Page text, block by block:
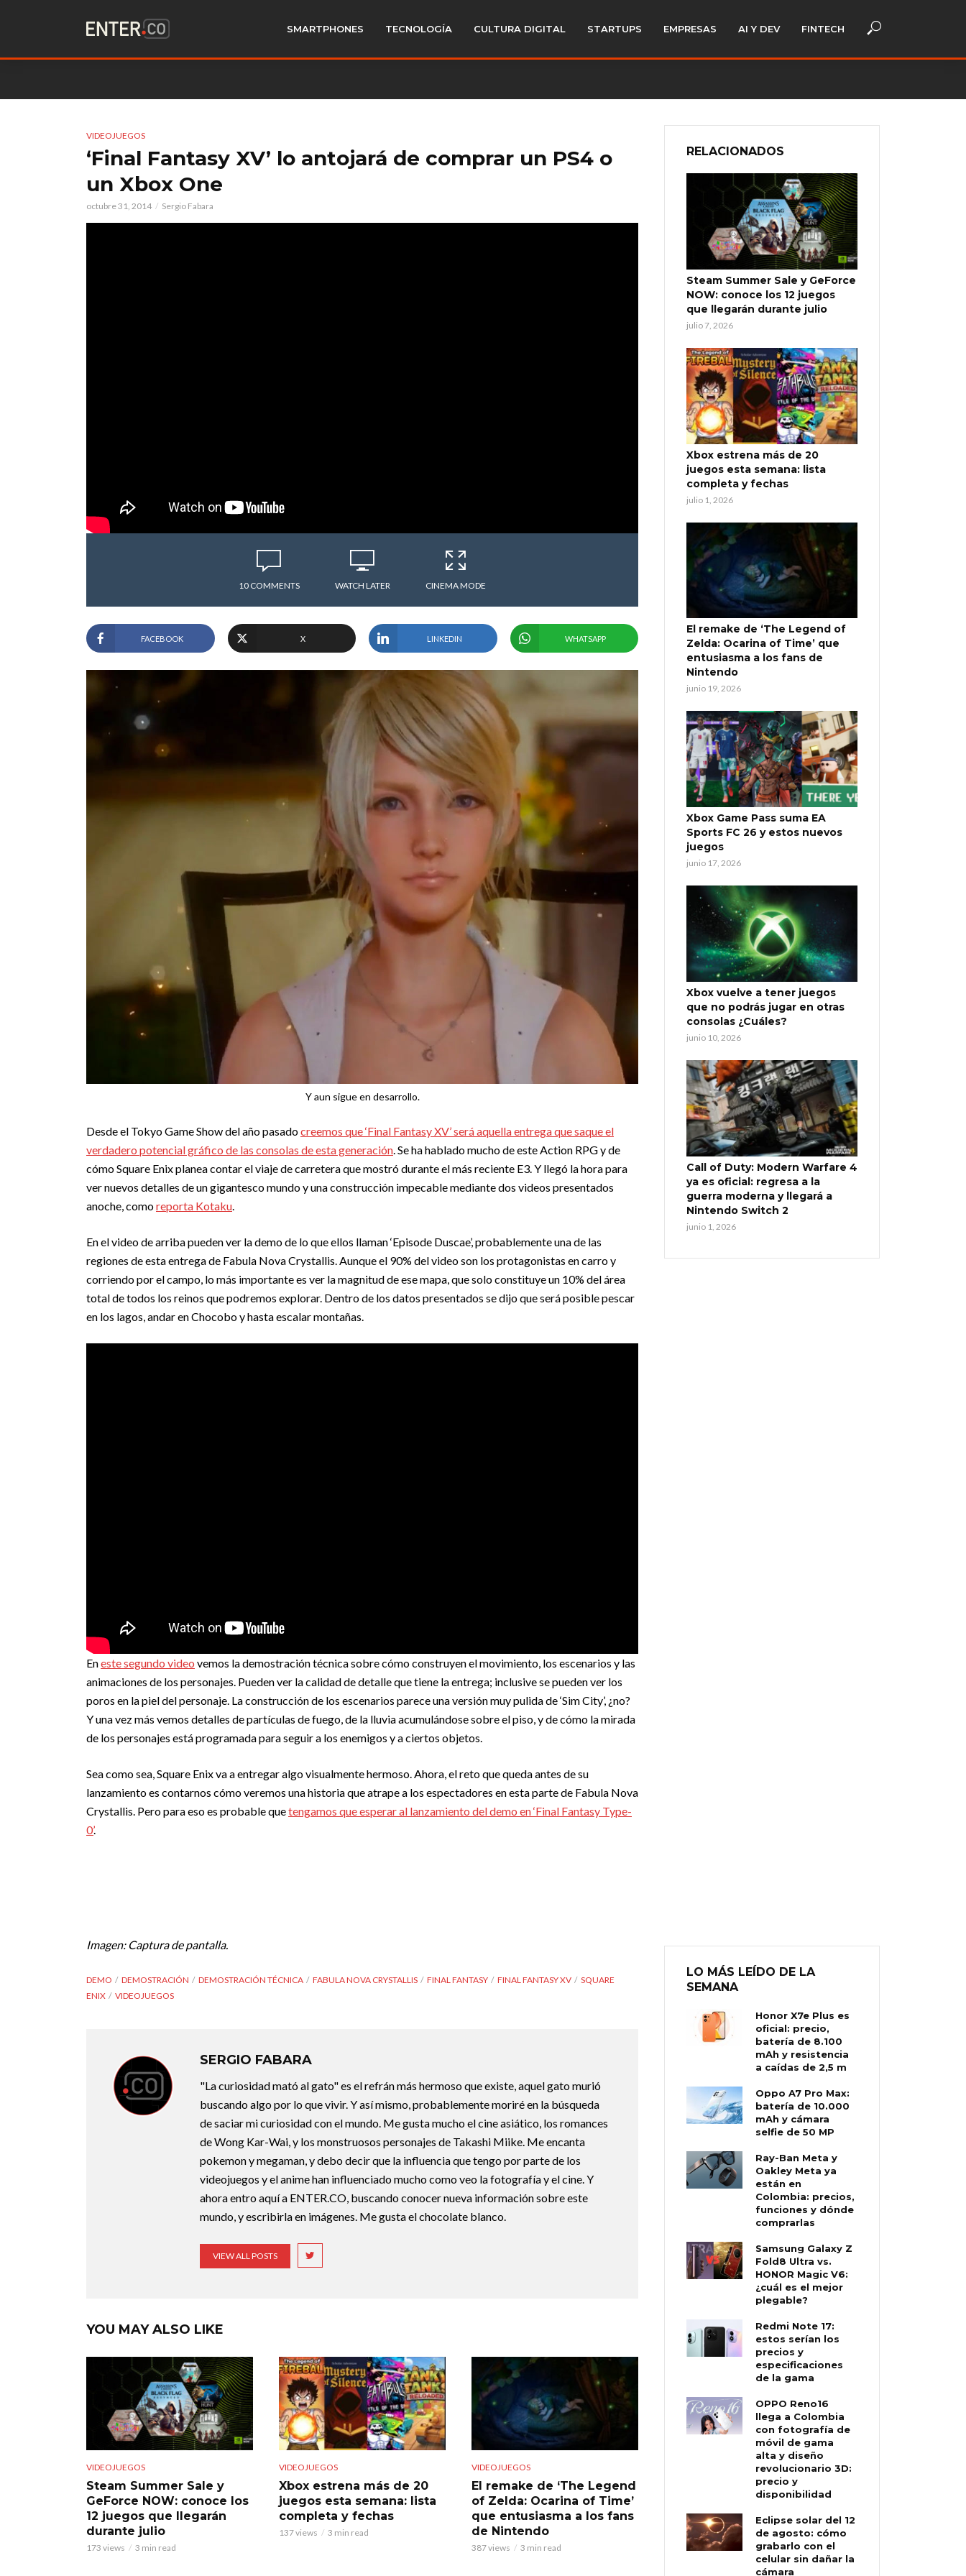
SMARTPHONES TECNOLOGÍA CULTURA DIGITAL STARTUPS EMPRESAS AI Y DEV FINTECH
VIDEOJUEGOS
‘Final Fantasy XV’ lo antojará de comprar un PS4 o
un Xbox One
octubre 31, 2014 Sergio Fabara
10 COMMENTS WATCH LATER CINEMA MODE
FACEBOOK X LINKEDIN WHATSAPP
Y aun sigue en desarrollo.
Desde el Tokyo Game Show del año pasadocreemos que ‘Final Fantasy XV’ será aquella entrega que saque el
verdadero potencial gráfico de las consolas de esta generación. Se ha hablado mucho de este Action RPG y de
cómo Square Enix planea contar el viaje de carretera que mostró durante el más reciente E3. Y llegó la hora para
ver nuevos detalles de un gigantesco mundo y una construcción impecable mediante dos videos presentados
anoche, comoreporta Kotaku.
En el video de arriba pueden ver la demo de lo que ellos llaman ‘Episode Duscae’, probablemente una de las
regiones de esta entrega de Fabula Nova Crystallis. Aunque el 90% del video son los protagonistas en carro y
corriendo por el campo, lo más importante es ver la magnitud de ese mapa, que solo constituye un 10% del área
total de todos los reinos que podremos explorar. Dentro de los datos presentados se dijo que será posible pescar
en los lagos, andar en Chocobo y hasta escalar montañas.
Eneste segundo video vemos la demostración técnica sobre cómo construyen el movimiento, los escenarios y las
animaciones de los personajes. Pueden ver la calidad de detalle que tiene la entrega; inclusive se pueden ver los
poros en la piel del personaje. La construcción de los escenarios parece una versión muy pulida de ‘Sim City’, ¿no?
Y una vez más vemos detalles de partículas de fuego, de la lluvia acumulándose sobre el piso, y de cómo la mirada
de los personajes está programada para seguir a los enemigos y a ciertos objetos.
Sea como sea, Square Enix va a entregar algo visualmente hermoso. Ahora, el reto que queda antes de su
lanzamiento es contarnos cómo veremos una historia que atrape a los espectadores en esta parte de Fabula Nova
Crystallis. Pero para eso es probable quetengamos que esperar al lanzamiento del demo en ‘Final Fantasy Type-
0’.
Imagen: Captura de pantalla.
DEMO DEMOSTRACIÓN DEMOSTRACIÓN TÉCNICA FABULA NOVA CRYSTALLIS FINAL FANTASY FINAL FANTASY XV
SQUARE
ENIX
VIDEOJUEGOS
SERGIO FABARA
"La curiosidad mató al gato" es el refrán más hermoso que existe, aquel gato murió
buscando algo por lo que vivir. Y así mismo, probablemente moriré en la búsqueda
de saciar mi curiosidad con el mundo. Me gusta mucho el cine asiático, los romances
de Wong Kar-Wai, y los monstruosos personajes de Takashi Miike. Me encanta
pokemon y megaman, y debo decir que la influencia que tengo por parte de los
videojuegos y el anime han influenciado mucho como veo la fotografía y el cine. Y
ahora entro aquí a ENTER.CO, buscando conocer nueva información sobre este
mundo, y escribirla en imágenes. Me gusta el chocolate blanco.
VIEW ALL POSTS
YOU MAY ALSO LIKE
VIDEOJUEGOS
Steam Summer Sale y
GeForce NOW: conoce los
12 juegos que llegarán
durante julio
173 views 3 min read
VIDEOJUEGOS
Xbox estrena más de 20
juegos esta semana: lista
completa y fechas
137 views 3 min read
VIDEOJUEGOS
El remake de ‘The Legend
of Zelda: Ocarina of Time’
que entusiasma a los fans
de Nintendo
387 views 3 min read
RELACIONADOS
Steam Summer Sale y GeForce
NOW: conoce los 12 juegos
que llegarán durante julio
julio 7, 2026
Xbox estrena más de 20
juegos esta semana: lista
completa y fechas
julio 1, 2026
El remake de ‘The Legend of
Zelda: Ocarina of Time’ que
entusiasma a los fans de
Nintendo
junio 19, 2026
Xbox Game Pass suma EA
Sports FC 26 y estos nuevos
juegos
junio 17, 2026
Xbox vuelve a tener juegos
que no podrás jugar en otras
consolas ¿Cuáles?
junio 10, 2026
Call of Duty: Modern Warfare 4
ya es oficial: regresa a la
guerra moderna y llegará a
Nintendo Switch 2
junio 1, 2026
LO MÁS LEÍDO DE LA
SEMANA
Honor X7e Plus es
oficial: precio,
batería de 8.100
mAh y resistencia
a caídas de 2,5 m
Oppo A7 Pro Max:
batería de 10.000
mAh y cámara
selfie de 50 MP
Ray-Ban Meta y
Oakley Meta ya
están en
Colombia: precios,
funciones y dónde
comprarlas
Samsung Galaxy Z
Fold8 Ultra vs.
HONOR Magic V6:
¿cuál es el mejor
plegable?
Redmi Note 17:
estos serían los
precios y
especificaciones
de la gama
OPPO Reno16
llega a Colombia
con fotografía de
móvil de gama
alta y diseño
revolucionario 3D:
precio y
disponibilidad
Eclipse solar del 12
de agosto: cómo
grabarlo con el
celular sin dañar la
cámara